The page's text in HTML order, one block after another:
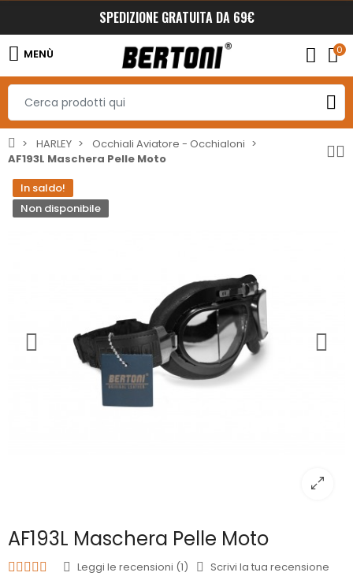
SPEDIZIONE GRATUITA DA 69€
MENÙ 0
HARLEY
Occhiali Aviatore - Occhialoni
AF193L Maschera Pelle Moto
In saldo!
Non disponibile
AF193L Maschera Pelle Moto
Leggi le recensioni (1) Scrivi la tua recensione